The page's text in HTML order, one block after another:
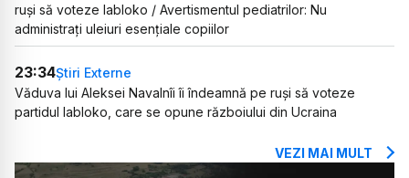
ruși să voteze Iabloko / Avertismentul pediatrilor: Nu
administrați uleiuri esențiale copiilor
23:34Știri Externe
Văduva lui Aleksei Navalnîi îi îndeamnă pe ruși să voteze
partidul Iabloko, care se opune războiului din Ucraina
VEZI MAI MULT